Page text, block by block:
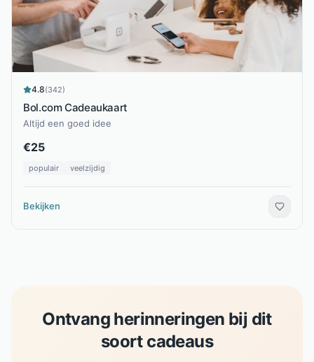
4.8(342)
Bol.com Cadeaukaart
Altijd een goed idee
€25
populair veelzijdig
Bekijken
Ontvang herinneringen bij dit
soort cadeaus